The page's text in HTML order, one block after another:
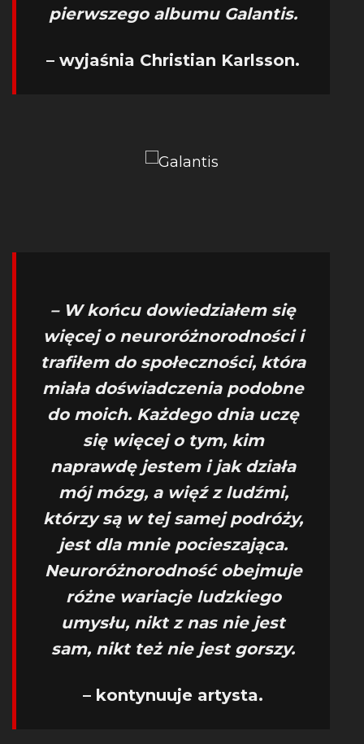
pierwszego albumu Galantis.
– wyjaśnia Christian Karlsson.
– W końcu dowiedziałem się
więcej o neuroróżnorodności i
trafiłem do społeczności, która
miała doświadczenia podobne
do moich. Każdego dnia uczę
się więcej o tym, kim
naprawdę jestem i jak działa
mój mózg, a więź z ludźmi,
którzy są w tej samej podróży,
jest dla mnie pocieszająca.
Neuroróżnorodność obejmuje
różne wariacje ludzkiego
umysłu, nikt z nas nie jest
sam, nikt też nie jest gorszy.
– kontynuuje artysta.